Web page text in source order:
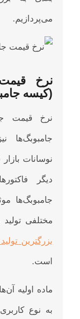
می‌پردازیم.
نرخ
(کیسه
نرخ قیمت
جامبوبگ‌ها
نوسانات
دیگر
جامبوبگ‌ها
مختلفی
بزرگترین
است.
ماده اولیه
به نوع